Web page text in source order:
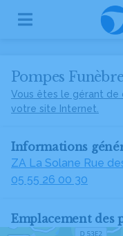
Pompes
Vous êtes le gérant
votre site Internet.
Informations
ZA La Solane Rue
05 55 26 00 30
Emplacement des